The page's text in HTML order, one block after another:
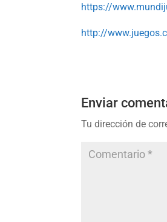
https://
http://
Enviar
Tu dirección de